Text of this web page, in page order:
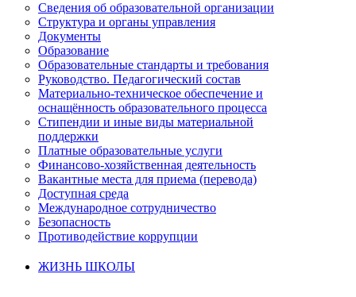
Сведения об образовательной организации
Структура и органы управления
Документы
Образование
Образовательные стандарты и требования
Руководство. Педагогический состав
Материально-техническое обеспечение и
оснащённость образовательного процесса
Стипендии и иные виды материальной
поддержки
Платные образовательные услуги
Финансово-хозяйственная деятельность
Вакантные места для приема (перевода)
Доступная среда
Международное сотрудничество
Безопасность
Противодействие коррупции
ЖИЗНЬ ШКОЛЫ